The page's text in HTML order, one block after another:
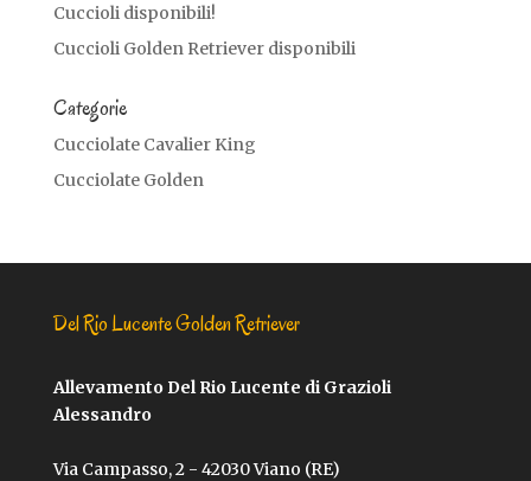
Cuccioli disponibili!
Cuccioli Golden Retriever disponibili
Categorie
Cucciolate Cavalier King
Cucciolate Golden
Del Rio Lucente Golden Retriever
Allevamento Del Rio Lucente di Grazioli
Alessandro
Via Campasso, 2 - 42030 Viano (RE)